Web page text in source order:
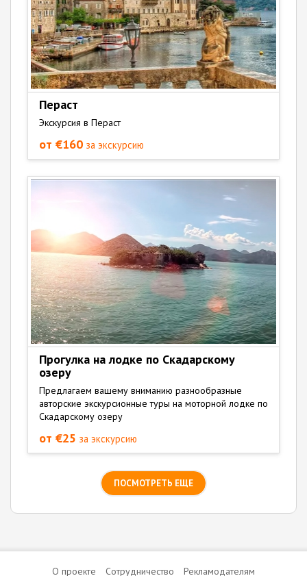
Пераст
Экскурсия в Пераст
от €160 за экскурсию
Прогулка на лодке по Скадарскому
озеру
Предлагаем вашему вниманию разнообразные
авторские экскурсионные туры на моторной лодке по
Скадарскому озеру
от €25 за экскурсию
ПОСМОТРЕТЬ ЕЩЕ
О проекте Сотрудничество Рекламодателям